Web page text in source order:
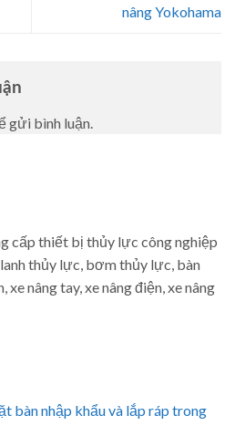
nâng Yokohama
gửi bình luận.
cấp thiết bị thủy lực công nghiệp
thủy lực, bơm thủy lực, bàn
xe nâng tay, xe nâng điện, xe nâng
bàn nhập khẩu và lắp ráp trong